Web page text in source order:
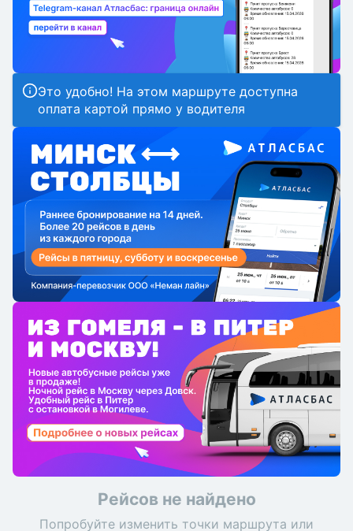
Это удобно! На этом маршруте доступна
оплата картой прямо у водителя
Рейсов не найдено
Попробуйте изменить точки маршрута или